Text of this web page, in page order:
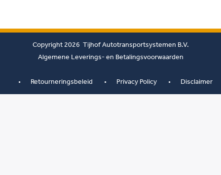
Copyright 2026 Tijhof Autotransportsystemen B.V.
Algemene Leverings- en Betalingsvoorwaarden
Retourneringsbeleid Privacy Policy Disclaimer